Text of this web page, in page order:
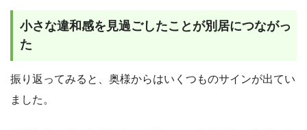
小さな違和感を見過ごしたことが別居につながっ
た
振り返ってみると、奥様からはいくつものサインが出てい
ました。